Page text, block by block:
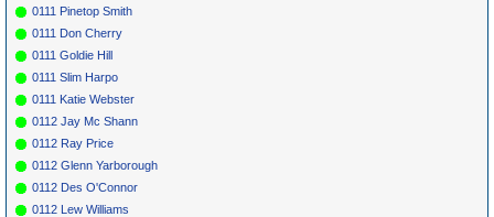
0111 Pinetop Smith
0111 Don Cherry
0111 Goldie Hill
0111 Slim Harpo
0111 Katie Webster
0112 Jay Mc Shann
0112 Ray Price
0112 Glenn Yarborough
0112 Des O'Connor
0112 Lew Williams